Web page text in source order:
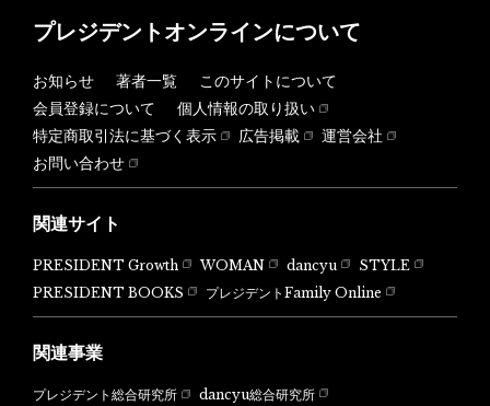
プレジデントオンラインについて
お知らせ 著者一覧
このサイトについて
会員登録について
個人情報の取り扱い
特定商取引法に基づく表示
広告掲載
運営会社
お問い合わせ
関連サイト
PRESIDENT Growth WOMAN dancyu
STYLE
PRESIDENT BOOKS
プレジデントFamily Online
関連事業
プレジデント総合研究所 dancyu総合研究所